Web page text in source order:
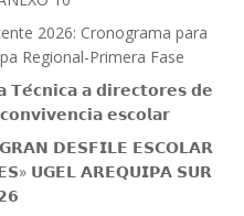
2026: Cronograma para
Regional-Primera Fase
𝗧𝗲́𝗰𝗻𝗶𝗰𝗮 𝗮 𝗱𝗶𝗿𝗲𝗰𝘁𝗼𝗿𝗲𝘀 𝗱𝗲
𝗲𝘀𝗰𝗼𝗹𝗮𝗿
𝗗𝗘𝗦𝗙𝗜𝗟𝗘 𝗘𝗦𝗖𝗢𝗟𝗔𝗥
𝗨𝗚𝗘𝗟 𝗔𝗥𝗘𝗤𝗨𝗜𝗣𝗔 𝗦𝗨𝗥